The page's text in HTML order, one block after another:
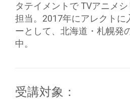
タテイメントで TVアニメ
担当。2017年にアレクトに
ーとして、北海道・札幌発
中。
受講対象：